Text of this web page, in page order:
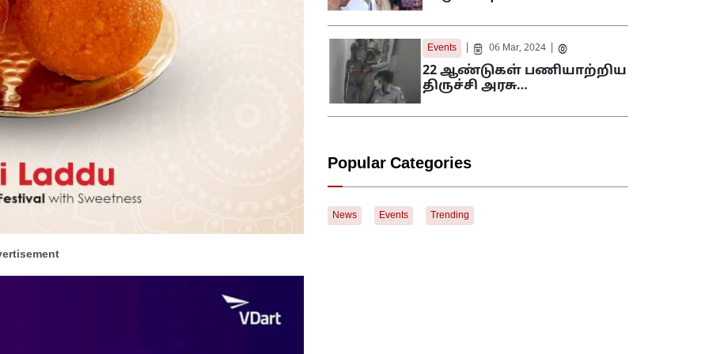
Events 06 Mar, 2024
22 ஆண்டுகள் பணியாற்றிய
திருச்சி அரசு…
Popular Categories
News Events Trending